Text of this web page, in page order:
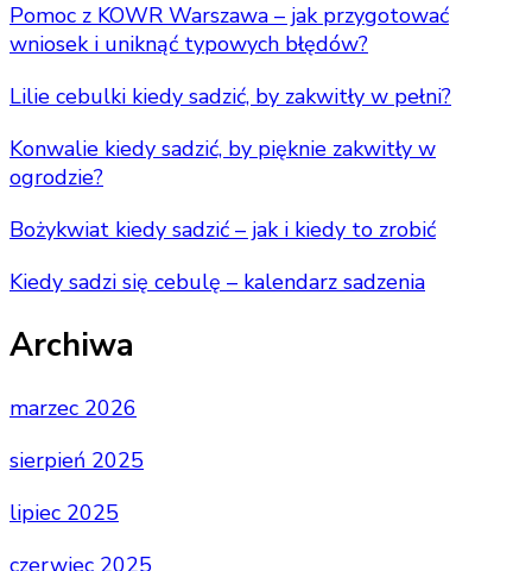
Pomoc z KOWR Warszawa – jak przygotować
wniosek i uniknąć typowych błędów?
Lilie cebulki kiedy sadzić, by zakwitły w pełni?
Konwalie kiedy sadzić, by pięknie zakwitły w
ogrodzie?
Bożykwiat kiedy sadzić – jak i kiedy to zrobić
Kiedy sadzi się cebulę – kalendarz sadzenia
Archiwa
marzec 2026
sierpień 2025
lipiec 2025
czerwiec 2025